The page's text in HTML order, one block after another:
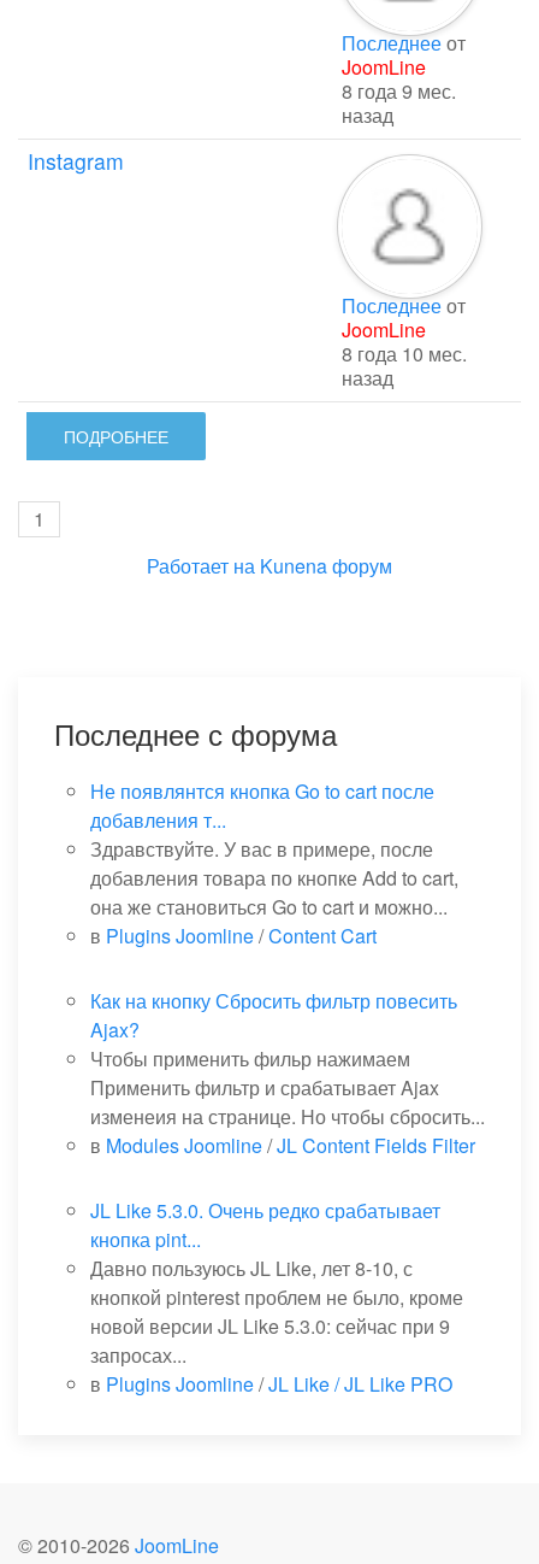
ПОДРОБНЕЕ
Последнееот
JoomLine
8 года 9 мес.
назад
Instagram
Последнееот
JoomLine
8 года 10 мес.
назад
1
Работает на Kunena форум
Последнее с форума
Не появлянтся кнопка Go to cart после
добавления т...
Здравствуйте. У вас в примере, после
добавления товара по кнопке Add to cart,
она же становиться Go to cart и можно...
в Plugins Joomline/Content Cart
Как на кнопку Сбросить фильтр повесить
Ajax?
Чтобы применить фильр нажимаем
Применить фильтр и срабатывает Ajax
изменеия на странице. Но чтобы сбросить...
в Modules Joomline/JL Content Fields Filter
JL Like 5.3.0. Очень редко срабатывает
кнопка pint...
Давно пользуюсь JL Like, лет 8-10, с
кнопкой pinterest проблем не было, кроме
новой версии JL Like 5.3.0: сейчас при 9
запросах...
в Plugins Joomline/JL Like / JL Like PRO
© 2010-2026 JoomLine